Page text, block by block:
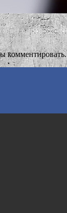
комментировать.